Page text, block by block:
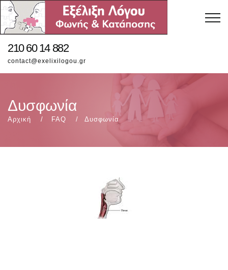
210 60 14 882
contact@exelixilogou.gr
Δυσφωνία
Αρχική FAQ Δυσφωνία